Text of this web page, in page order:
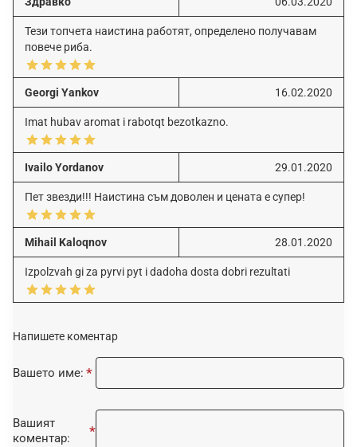
Тези топчета наистина работят, определено получавам
повече риба.
Georgi Yankov 16.02.2020
Imat hubav aromat i rabotqt bezotkazno.
Ivailo Yordanov 29.01.2020
Пет звезди!!! Наистина съм доволен и цената е супер!
Mihail Kaloqnov 28.01.2020
Izpolzvah gi za pyrvi pyt i dadoha dosta dobri rezultati
Напишете коментар
Вашето име:
Вашият
коментар: